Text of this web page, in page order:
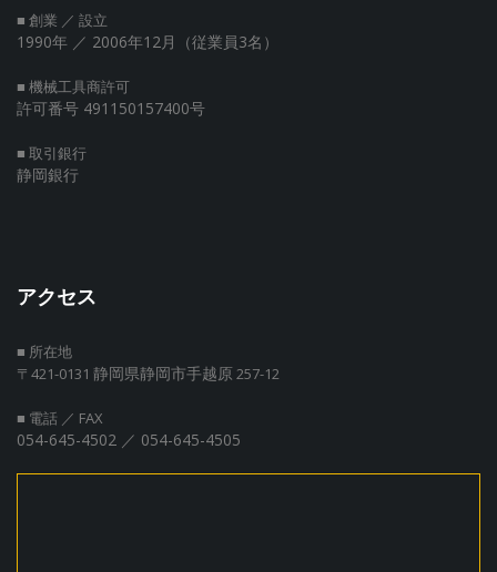
■ 創業 ／ 設立
1990年 ／ 2006年12月（従業員3名）
■ 機械工具商許可
許可番号 491150157400号
■ 取引銀行
静岡銀行
アクセス
■ 所在地
〒421-0131 静岡県静岡市手越原257-12
■ 電話 ／ FAX
054-645-4502 ／ 054-645-4505